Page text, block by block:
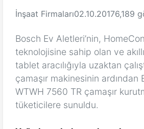
İnşaat Firmaları02.10.20176,189
Bosch Ev Aletleri’nin,
teknolojisine sahip olan ve
tablet aracılığıyla uzaktan
çamaşır makinesinin ardından
WTWH 7560 TR çamaşır
tüketicilere sunuldu.